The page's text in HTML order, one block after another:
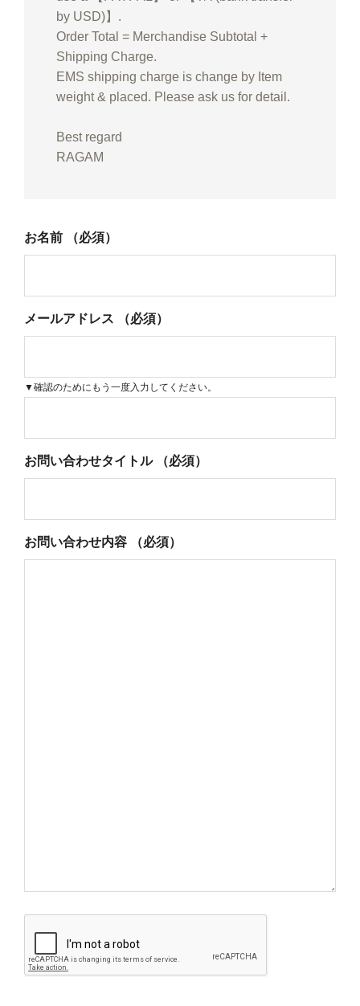
by USD)】.
Order Total = Merchandise Subtotal +
Shipping Charge.
EMS shipping charge is change by Item
weight & placed. Please ask us for detail.
Best regard
RAGAM
お名前 （必須）
メールアドレス （必須）
▼確認のためにもう一度入力してください。
お問い合わせタイトル （必須）
お問い合わせ内容 （必須）